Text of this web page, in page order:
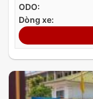
ODO:
Dòng xe: